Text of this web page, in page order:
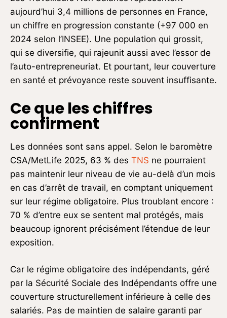
aujourd’hui 3,4 millions de personnes en France,
un chiffre en progression constante (+97 000 en
2024 selon l’INSEE). Une population qui grossit,
qui se diversifie, qui rajeunit aussi avec l’essor de
l’auto-entrepreneuriat. Et pourtant, leur couverture
en santé et prévoyance reste souvent insuffisante.
Ce que les chiffres
confirment
Les données sont sans appel. Selon le baromètre
CSA/MetLife 2025, 63 % des TNS ne pourraient
pas maintenir leur niveau de vie au-delà d’un mois
en cas d’arrêt de travail, en comptant uniquement
sur leur régime obligatoire. Plus troublant encore :
70 % d’entre eux se sentent mal protégés, mais
beaucoup ignorent précisément l’étendue de leur
exposition.
Car le régime obligatoire des indépendants, géré
par la Sécurité Sociale des Indépendants offre une
couverture structurellement inférieure à celle des
salariés. Pas de maintien de salaire garanti par